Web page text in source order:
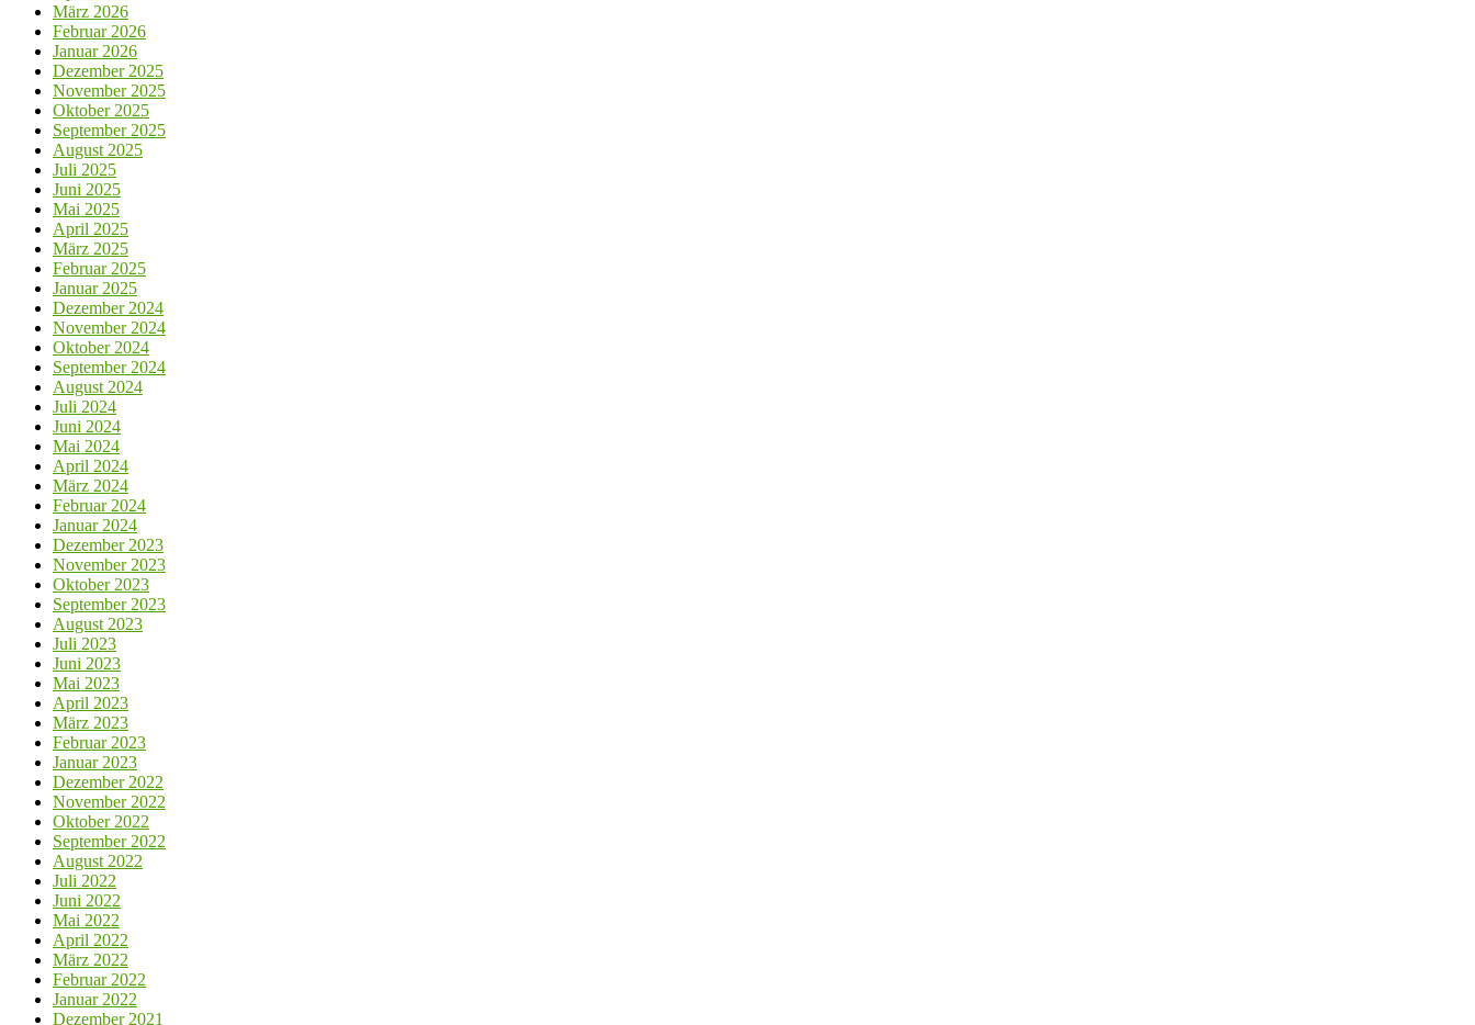
März 2026
Februar 2026
Januar 2026
Dezember 2025
November 2025
Oktober 2025
September 2025
August 2025
Juli 2025
Juni 2025
Mai 2025
April 2025
März 2025
Februar 2025
Januar 2025
Dezember 2024
November 2024
Oktober 2024
September 2024
August 2024
Juli 2024
Juni 2024
Mai 2024
April 2024
März 2024
Februar 2024
Januar 2024
Dezember 2023
November 2023
Oktober 2023
September 2023
August 2023
Juli 2023
Juni 2023
Mai 2023
April 2023
März 2023
Februar 2023
Januar 2023
Dezember 2022
November 2022
Oktober 2022
September 2022
August 2022
Juli 2022
Juni 2022
Mai 2022
April 2022
März 2022
Februar 2022
Januar 2022
Dezember 2021